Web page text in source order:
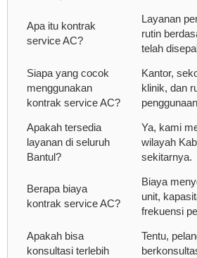
Apa itu kontrak
service AC?
Layanan
rutin
telah
Siapa yang cocok
menggunakan
kontrak service AC?
Kantor,
klinik, dan
Apakah tersedia
layanan di seluruh
Bantul?
Ya, kami
wilayah
sekitarnya.
Berapa biaya
kontrak service AC?
Biaya
unit,
frekuensi
Apakah bisa
konsultasi terlebih
Tentu,